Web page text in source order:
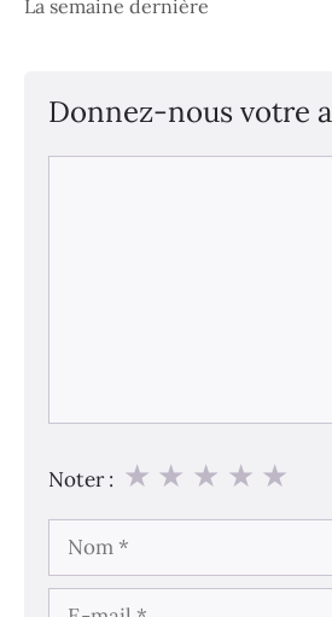
La semaine dernière
Donnez-nous votre
Noter : ★
★
★
★
★
Nom
E-